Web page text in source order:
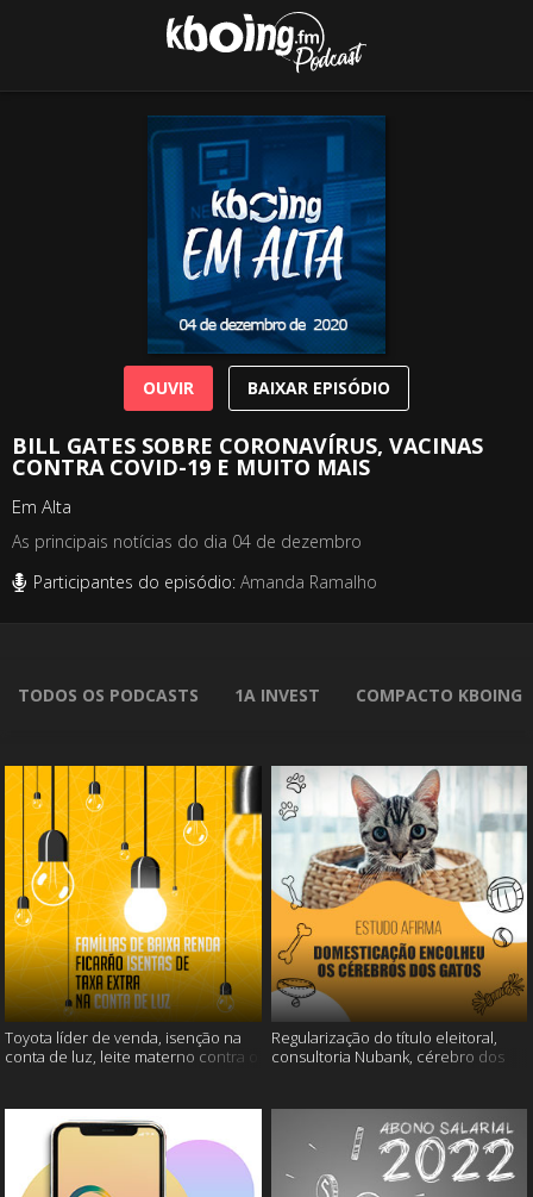
BILL GATES SOBRE CORONAVÍRUS, VACINAS
CONTRA COVID-19 E MUITO MAIS
Em Alta
As principais notícias do dia 04 de dezembro
Participantes do episódio: Amanda Ramalho
OUVIR BAIXAR EPISÓDIO
TODOS OS PODCASTS 1A INVEST COMPACTO KBOING
Toyota líder de venda, isenção na
conta de luz, leite materno contra o
Regularização do título eleitoral,
consultoria Nubank, cérebro dos